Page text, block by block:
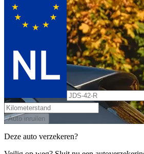
Auto inruilen
Deze auto verzekeren?